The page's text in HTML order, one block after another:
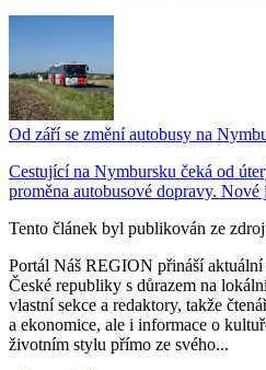
Od září se změní autobusy na
Cestující na Nymbursku čeká od
proměna autobusové dopravy. Nové
Tento článek byl publikován ze
Portál Náš REGION přináší
České republiky s důrazem na
vlastní sekce a redaktory, takže
a ekonomice, ale i informace o
životním stylu přímo ze svého...